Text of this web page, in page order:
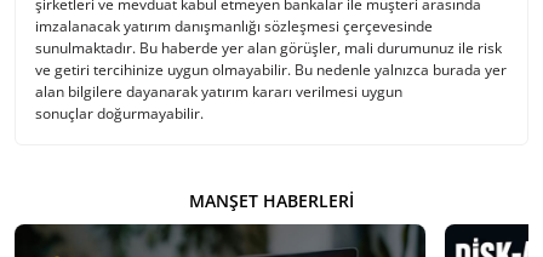
imzalanacak yatırım danışmanlığı sözleşmesi çerçevesinde
sunulmaktadır. Bu haberde yer alan görüşler, mali durumunuz ile risk
ve getiri tercihinize uygun olmayabilir. Bu nedenle yalnızca burada yer
alan bilgilere dayanarak yatırım kararı verilmesi uygun
sonuçlar doğurmayabilir.
MANŞET HABERLERI